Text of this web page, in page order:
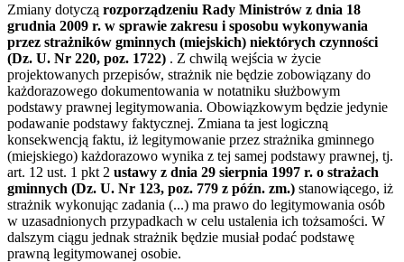
Zmiany dotyczą rozporządzeniu Rady Ministrów z dnia 18
grudnia 2009 r. w sprawie zakresu i sposobu wykonywania
przez strażników gminnych (miejskich) niektórych czynności
(Dz. U. Nr 220, poz. 1722) . Z chwilą wejścia w życie
projektowanych przepisów, strażnik nie będzie zobowiązany do
każdorazowego dokumentowania w notatniku służbowym
podstawy prawnej legitymowania. Obowiązkowym będzie jedynie
podawanie podstawy faktycznej. Zmiana ta jest logiczną
konsekwencją faktu, iż legitymowanie przez strażnika gminnego
(miejskiego) każdorazowo wynika z tej samej podstawy prawnej, tj.
art. 12 ust. 1 pkt 2 ustawy z dnia 29 sierpnia 1997 r. o strażach
gminnych (Dz. U. Nr 123, poz. 779 z późn. zm.) stanowiącego, iż
strażnik wykonując zadania (...) ma prawo do legitymowania osób
w uzasadnionych przypadkach w celu ustalenia ich tożsamości. W
dalszym ciągu jednak strażnik będzie musiał podać podstawę
prawną legitymowanej osobie.